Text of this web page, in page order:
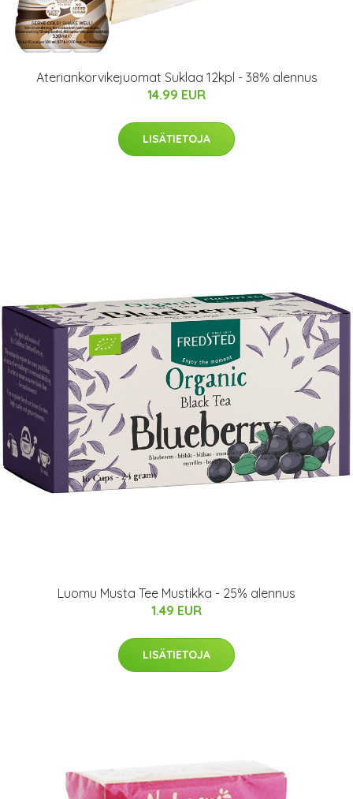
Ateriankorvikejuomat Suklaa 12kpl - 38% alennus
14.99 EUR
LISÄTIETOJA
Luomu Musta Tee Mustikka - 25% alennus
1.49 EUR
LISÄTIETOJA